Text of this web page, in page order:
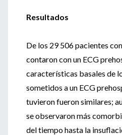
Resultados
De los 29 506 pacientes
contaron con un ECG
características basales de
sometidos a un ECG
tuvieron fueron similares;
se observaron más
del tiempo hasta la